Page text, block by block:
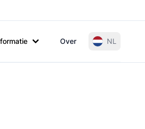
Over NL